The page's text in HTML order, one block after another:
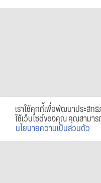
เราใช้คุกกี้เพื่อพัฒนาประสิท
ใช้เว็บไซต์ของคุณ คุณสามา
นโยบายความเป็นส่วนตัว